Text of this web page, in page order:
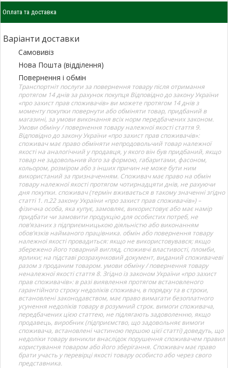
Оплата та доставка
Варіанти доставки
Самовивіз
Нова Пошта (відділення)
Повернення і обмін
Транспортніт послуги за повернення товару після отримання
протягом 14 днів за рахунок покупця Відповідно до закону України
«про захист прав споживачів» ви можете протягом 14 днів з
моменту покупки повернути або обміняти товар, придбаний в
магазині, за умови виконання всіх норм передбачених законом.
Умови обміну / повернення товару належної якості стаття 9.
Відповідно до закону України «про захист прав споживачів»:
споживач має право обміняти непродовольчий товар належної
якості на аналогічний у продавця, у якого він був придбаний, якщо
товар не задовольнив його за формою, габаритами, фасоном,
кольором, розміром або з інших причин не може бути ним
використаний за призначенням. Споживач має право на обмін
товару належної якості протягом чотирнадцяти днів, не рахуючи
дня покупки. споживач (термін вживається в такому значенні згідно
статті 1. п.22 закону України «про захист прав споживачів») –
фізична особа, яка купує, замовляє, використовує або має намір
придбати чи замовити продукцію для особистих потреб, не
пов’язаних з підприємницькою діяльністю або виконанням
обов’язків найманого працівника. обмін або повернення товару
належної якості провадиться: якщо не використовувався; якщо
збережено його товарний вигляд, споживчі властивості, пломби,
ярлики; на підставі розрахунковий документ, виданий споживачеві
разом з проданим товаром. умови обміну / повернення товару
неналежної якості стаття 8. Згідно із законом України «про захист
прав споживачів»: в разі виявлення протягом встановленого
гарантійного строку недоліків споживач, в порядку та в строки,
встановлені законодавством, має право вимагати безоплатного
усунення недоліків товару в розумний строк. вимоги споживача,
передбачених цією статтею, не підлягають задоволенню, якщо
продавець, виробник (підприємство, що задовольняє вимоги
споживача, встановлені частиною першою цієї статті) доведуть, що
недоліки товару виникли внаслідок порушення споживачем правил
користування товаром або його зберігання. Споживач має право
брати участь у перевірці якості товару особисто або через свого
представника.